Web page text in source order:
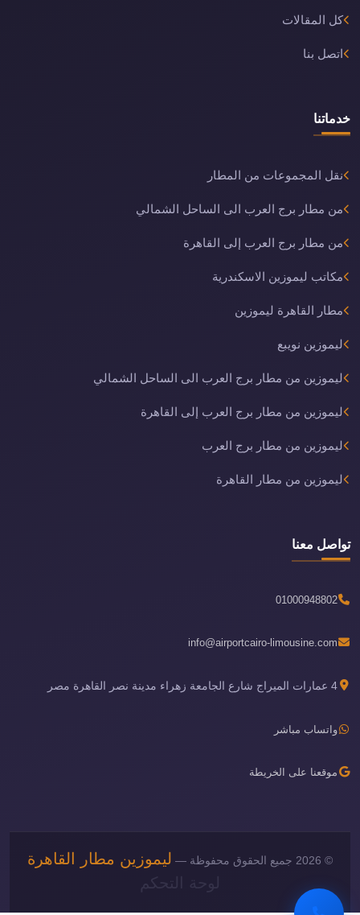
كل المقالات
اتصل بنا
خدماتنا
نقل المجموعات من المطار
من مطار برج العرب الى الساحل الشمالي
من مطار برج العرب إلى القاهرة
مكاتب ليموزين الاسكندرية
مطار القاهرة ليموزين
ليموزين نويبع
ليموزين من مطار برج العرب الى الساحل الشمالي
ليموزين من مطار برج العرب إلى القاهرة
ليموزين من مطار برج العرب
ليموزين من مطار القاهرة
تواصل معنا
01000948802
info@airportcairo-limousine.com
4 عمارات الميراج شارع الجامعة زهراء مدينة نصر القاهرة مصر
واتساب مباشر
موقعنا على الخريطة
© 2026 جميع الحقوق محفوظة —
ليموزين مطار القاهرة